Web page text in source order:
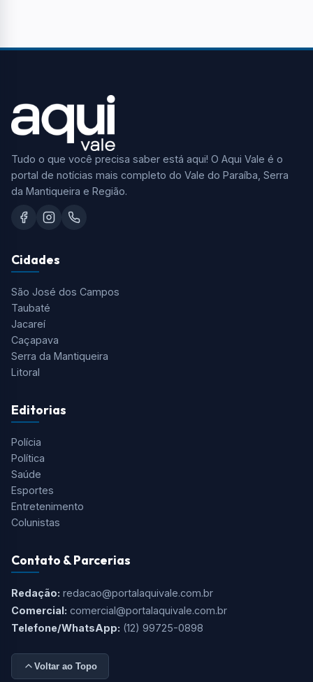
Tudo o que você precisa saber está aqui! O Aqui Vale é o
portal de notícias mais completo do Vale do Paraíba, Serra
da Mantiqueira e Região.
Cidades
São José dos Campos
Taubaté
Jacareí
Caçapava
Serra da Mantiqueira
Litoral
Editorias
Polícia
Política
Saúde
Esportes
Entretenimento
Colunistas
Contato & Parcerias
Redação: redacao@portalaquivale.com.br
Comercial: comercial@portalaquivale.com.br
Telefone/WhatsApp: (12) 99725-0898
Voltar ao Topo